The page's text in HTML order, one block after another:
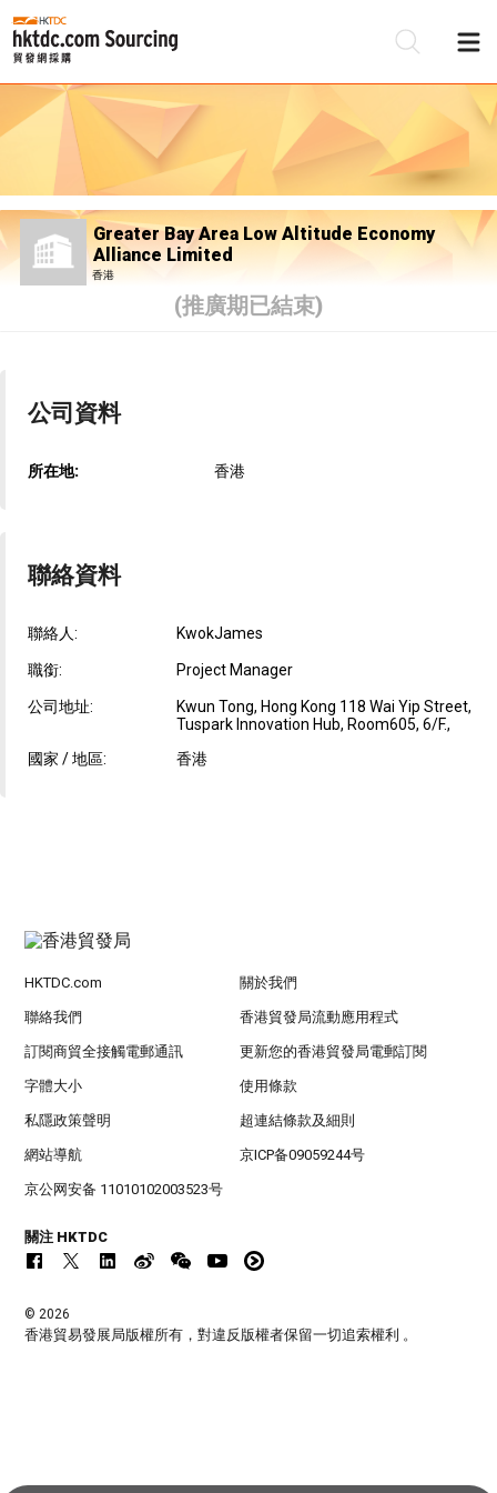
Greater Bay Area Low Altitude Economy
Alliance Limited
香港
(推廣期已結束)
公司資料
所在地: 香港
聯絡資料
聯絡人: KwokJames
職銜: Project Manager
公司地址:
Kwun Tong, Hong Kong 118 Wai Yip Street,
Tuspark Innovation Hub, Room605, 6/F.,
國家 / 地區:
香港
HKTDC.com 關於我們
聯絡我們 香港貿發局流動應用程式
訂閱商貿全接觸電郵通訊 更新您的香港貿發局電郵訂閱
字體大小 使用條款
私隱政策聲明 超連結條款及細則
網站導航 京ICP备09059244号
京公网安备 11010102003523号
關注 HKTDC
© 2026
香港貿易發展局版權所有，對違反版權者保留一切追索權利 。